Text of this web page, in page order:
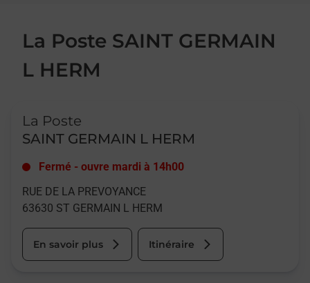
La Poste SAINT GERMAIN
L HERM
La Poste
SAINT GERMAIN L HERM
Fermé - ouvre mardi à 14h00
RUE DE LA PREVOYANCE
63630 ST GERMAIN L HERM
En savoir plus Itinéraire